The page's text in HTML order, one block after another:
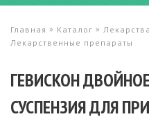
Главная » Каталог »
Лекарственные препараты
ГЕВИСКОН
СУСПЕНЗИЯ ДЛЯ